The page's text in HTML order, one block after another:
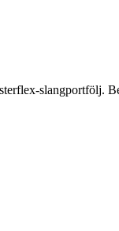
slangportfölj.